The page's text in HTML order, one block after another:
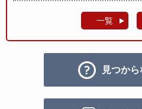
一覧
見つか